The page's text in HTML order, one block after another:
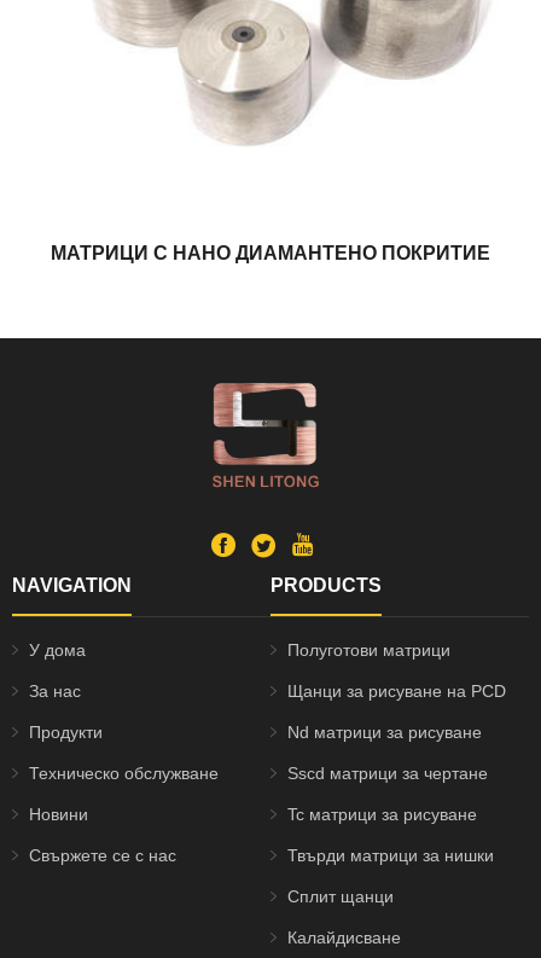
МАТРИЦИ С НАНО ДИАМАНТЕНО ПОКРИТИЕ
NAVIGATION
У дома
За нас
Продукти
Техническо обслужване
Новини
Свържете се с нас
PRODUCTS
Полуготови матрици
Щанци за рисуване на PCD
Nd матрици за рисуване
Sscd матрици за чертане
Tc матрици за рисуване
Твърди матрици за нишки
Сплит щанци
Калайдисване